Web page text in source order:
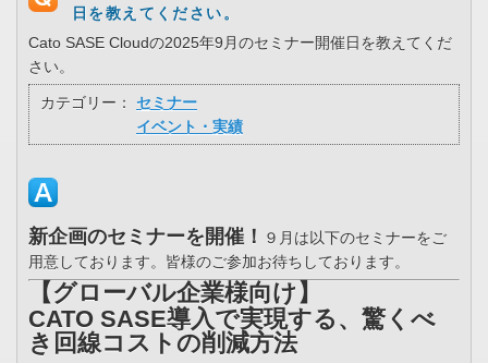
日を教えてください。
Cato SASE Cloudの2025年9月のセミナー開催日を教えてくだ
さい。
カテゴリー：
セミナー
イベント・実績
新企画のセミナーを開催！
９月は以下のセミナーをご
用意しております。皆様のご参加お待ちしております。
【グローバル企業様向け】
CATO SASE導入で実現する、驚くべ
き回線コストの削減方法